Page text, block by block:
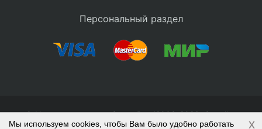
Персональный раздел
© Интернет-магазин Smart Bau ’2003-2026. Стройте
правильно с 1-го раза.
Мы используем cookies, чтобы Вам было удобно работать x